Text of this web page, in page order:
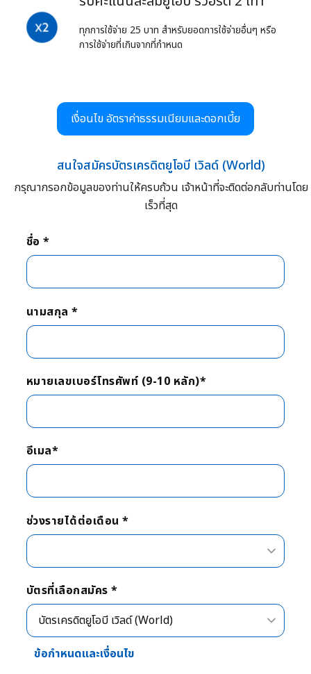
ทุกการใช้จ่าย 25 บาท สำหรับยอดการใช้จ่ายอื่นๆ หรือ
การใช้จ่ายที่เกินจากที่กำหนด
เงื่อนไข อัตราค่าธรรมเนียมและดอกเบี้ย
สนใจสมัครบัตรเครดิตยูโอบี เวิลด์ (World)
กรุณากรอกข้อมูลของท่านให้ครบถ้วน เจ้าหน้าที่จะติดต่อกลับท่านโดย
เร็วที่สุด
ชื่อ *
นามสกุล *
หมายเลขเบอร์โทรศัพท์ (9-10 หลัก)*
อีเมล*
ช่วงรายได้ต่อเดือน *
บัตรที่เลือกสมัคร *
ข้อกำหนดและเงื่อนไข